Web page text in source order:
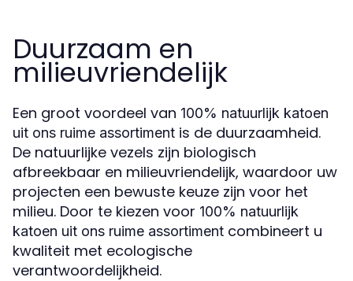
Duurzaam en
milieuvriendelijk
Een groot voordeel van 100% natuurlijk katoen
uit ons ruime assortiment is de duurzaamheid.
De natuurlijke vezels zijn biologisch
afbreekbaar en milieuvriendelijk, waardoor uw
projecten een bewuste keuze zijn voor het
milieu. Door te kiezen voor 100% natuurlijk
katoen uit ons ruime assortiment combineert u
kwaliteit met ecologische
verantwoordelijkheid.